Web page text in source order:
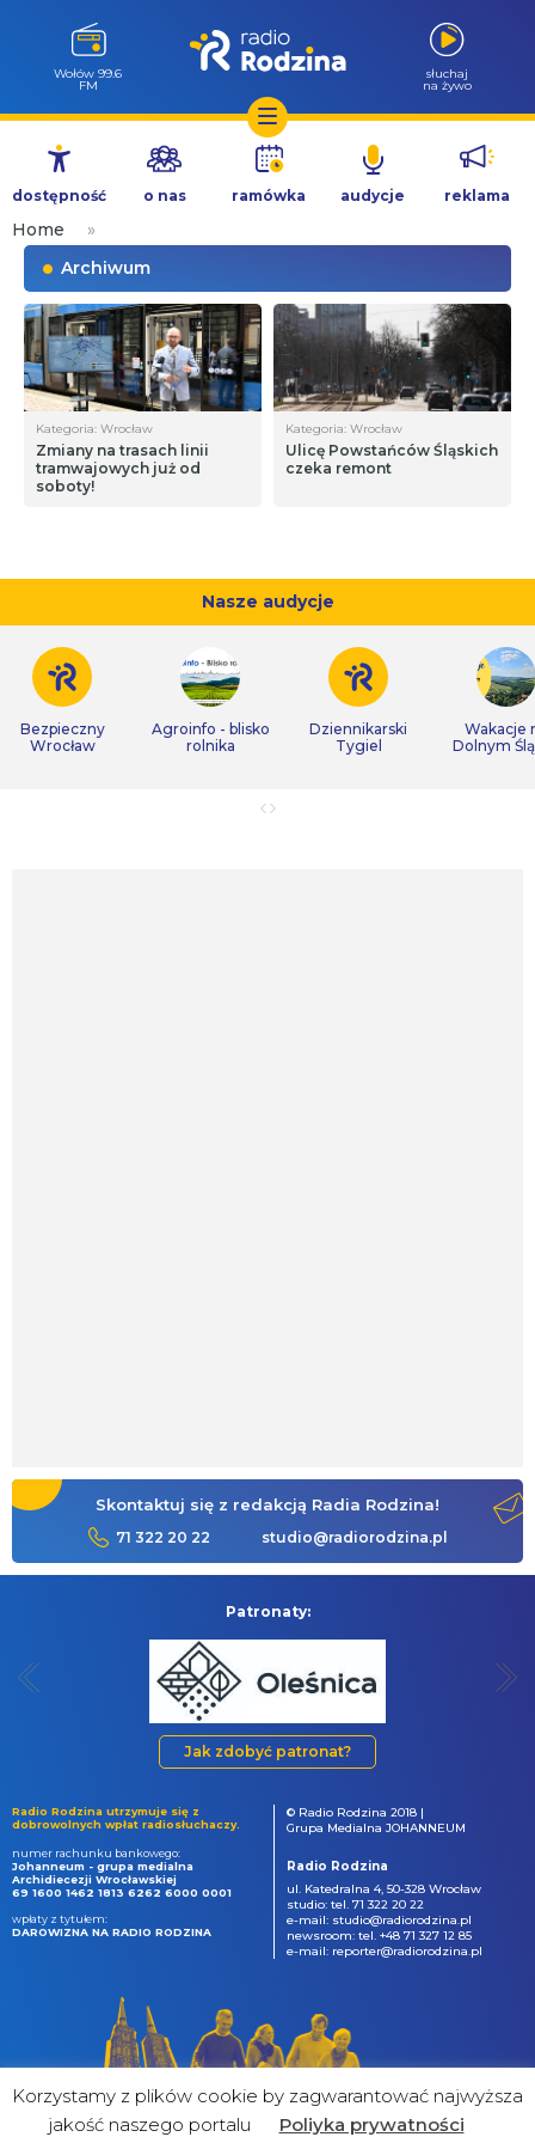
Przejdź
treści
Wołów 99.6
FM
słuchaj
na żywo
dostępność o nas ramówka audycje reklama
Home
»
Archiwum
Kategoria: Wrocław
Zmiany na trasach linii
tramwajowych już od
soboty!
Kategoria: Wrocław
Ulicę Powstańców Śląskich
czeka remont
Nasze audycje
Bezpieczny
Wrocław
Agroinfo - blisko
rolnika
Dziennikarski
Tygiel
Wakacje
Dolnym
Skontaktuj się z redakcją Radia Rodzina!
71 322 20 22 studio@radiorodzina.pl
Patronaty:
Jak zdobyć patronat?
Radio Rodzina utrzymuje się z
dobrowolnych wpłat radiosłuchaczy.
numer rachunku bankowego:
Johanneum - grupa medialna
Archidiecezji Wrocławskiej
69 1600 1462 1813 6262 6000 0001
wpłaty z tytułem:
DAROWIZNA NA RADIO RODZINA
© Radio Rodzina 2018 |
Grupa Medialna JOHANNEUM
Radio Rodzina
ul. Katedralna 4, 50-328 Wrocław
studio: tel. 71 322 20 22
e-mail: studio@radiorodzina.pl
newsroom: tel. +48 71 327 12 85
e-mail: reporter@radiorodzina.pl
Korzystamy z plików cookie by zagwarantować najwyższa
jakość naszego portalu
Poliyka prywatności